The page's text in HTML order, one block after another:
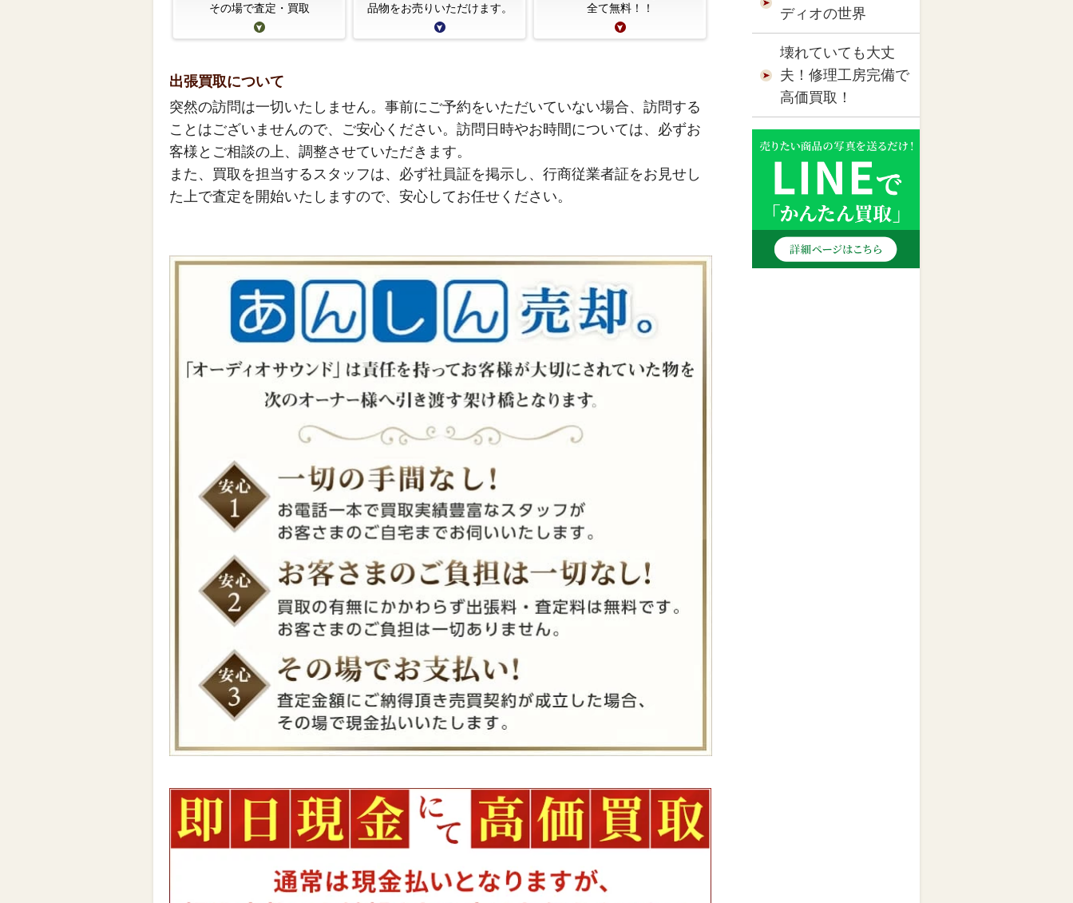
その場で査定・買取
品物をお売りいただけます。
全て無料！！
出張買取について
突然の訪問は一切いたしません。事前にご予約をいただいていない場合、訪問する
ことはございませんので、ご安心ください。訪問日時やお時間については、必ずお
客様とご相談の上、調整させていただきます。
また、買取を担当するスタッフは、必ず社員証を掲示し、行商従業者証をお見せし
た上で査定を開始いたしますので、安心してお任せください。
ディオの世界
壊れていても大丈
夫！修理工房完備で
高価買取！